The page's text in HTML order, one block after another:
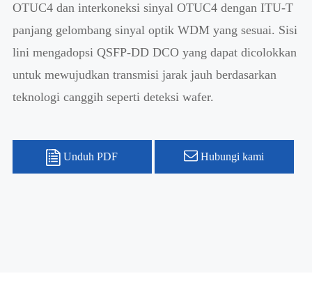
OTUC4 dan interkoneksi sinyal OTUC4 dengan ITU-T
panjang gelombang sinyal optik WDM yang sesuai. Sisi
lini mengadopsi QSFP-DD DCO yang dapat dicolokkan
untuk mewujudkan transmisi jarak jauh berdasarkan
teknologi canggih seperti deteksi wafer.
Unduh PDF Hubungi kami